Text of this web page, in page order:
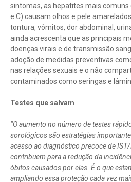
sintomas, as hepatites mais comuns
e C) causam olhos e pele
tontura, vômitos, dor abdominal,
ainda acrescenta que as principais
doenças virais e de transmissão
adoção de medidas preventivas
nas relações sexuais e o não
contaminados como seringas e
Testes que salvam
“O aumento no número de testes
sorológicos são estratégias
acesso ao diagnóstico precoce de
contribuem para a redução da
óbitos causados por elas. É o que
ampliando essa proteção cada vez